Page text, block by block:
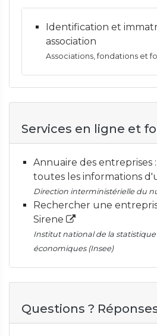
Identification et
association
Associations, fondations et
Services en ligne et
Annuaire des entreprises
toutes les informations
Direction interministérielle du
Rechercher une
Sirene
Institut national de la
économiques (Insee)
Questions ?